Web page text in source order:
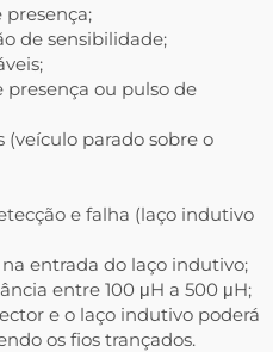
presença;
de sensibilidade;
ou pulso de
(veículo parado sobre o
e falha (laço indutivo
entrada do laço indutivo;
entre 100 μH a 500 μH;
e o laço indutivo poderá
os fios trançados.